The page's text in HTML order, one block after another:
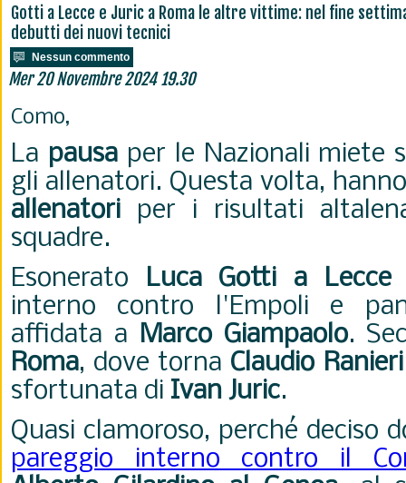
Gotti a Lecce e Juric a Roma le altre vittime: nel fine
debutti dei nuovi tecnici
Nessun commento
Mer 20 Novembre 2024 19.30
Como,
La pausaper le Nazionali miete
gli allenatori. Questa volta,
allenatori per i risultati
squadre.
Esonerato Luca Gotti a Lecce
interno contro l'Empoli e
affidata a Marco Giampaolo.
Roma, dove torna Claudio Ranieri
sfortunata di Ivan Juric.
Quasi clamoroso, perché deciso
pareggio interno contro il